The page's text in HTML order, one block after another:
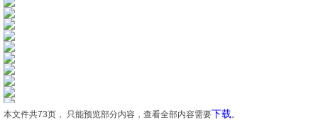
本文件共73页， 只能预览部分内容，查看全部内容需要下载。